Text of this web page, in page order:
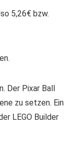
5,26€ bzw.
Der Pixar Ball
zu setzen. Ein
LEGO Builder